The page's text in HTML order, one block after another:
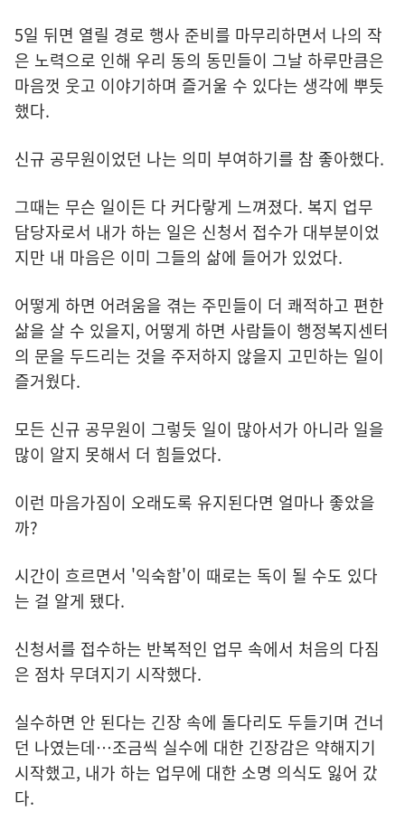
5일 뒤면 열릴 경로 행사 준비를 마무리하면서 나의 작
은 노력으로 인해 우리 동의 동민들이 그날 하루만큼은
마음껏 웃고 이야기하며 즐거울 수 있다는 생각에 뿌듯
했다.
신규 공무원이었던 나는 의미 부여하기를 참 좋아했다.
그때는 무슨 일이든 다 커다랗게 느껴졌다. 복지 업무
담당자로서 내가 하는 일은 신청서 접수가 대부분이었
지만 내 마음은 이미 그들의 삶에 들어가 있었다.
어떻게 하면 어려움을 겪는 주민들이 더 쾌적하고 편한
삶을 살 수 있을지, 어떻게 하면 사람들이 행정복지센터
의 문을 두드리는 것을 주저하지 않을지 고민하는 일이
즐거웠다.
모든 신규 공무원이 그렇듯 일이 많아서가 아니라 일을
많이 알지 못해서 더 힘들었다.
이런 마음가짐이 오래도록 유지된다면 얼마나 좋았을
까?
시간이 흐르면서 '익숙함'이 때로는 독이 될 수도 있다
는 걸 알게 됐다.
신청서를 접수하는 반복적인 업무 속에서 처음의 다짐
은 점차 무뎌지기 시작했다.
실수하면 안 된다는 긴장 속에 돌다리도 두들기며 건너
던 나였는데…조금씩 실수에 대한 긴장감은 약해지기
시작했고, 내가 하는 업무에 대한 소명 의식도 잃어 갔
다.